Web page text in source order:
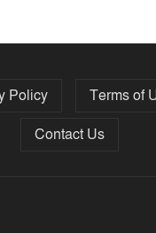
নির্বাচনের তফসিল ৮-
Policy
Terms of
Contact Us